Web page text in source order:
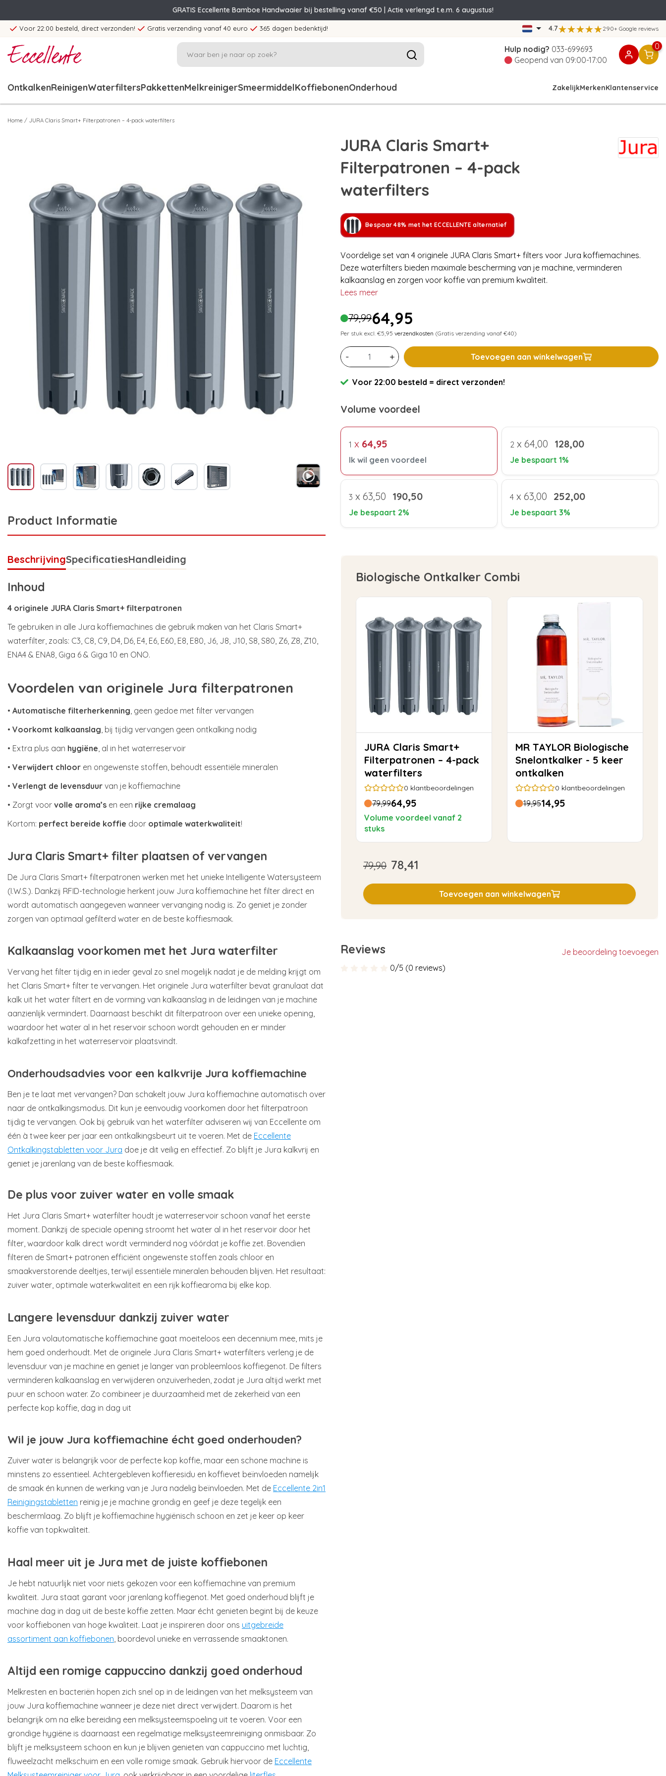
GRATIS Eccellente Bamboe Handwaaier bij bestelling vanaf €50 | Actie verlengd t.e.m. 6 augustus!
Voor 22:00 besteld, direct verzonden! Gratis verzending vanaf 40 euro 365 dagen bedenktijd! 4.7 290+ Google reviews
Hulp nodig? 033-699693
Geopend van 09:00-17:00
0
OntkalkenReinigenWaterfiltersPakkettenMelkreinigerSmeermiddelKoffiebonenOnderhoud ZakelijkMerkenKlantenservice
Home / JURA Claris Smart+ Filterpatronen – 4-pack waterfilters
Product Informatie
BeschrijvingSpecificatiesHandleiding
Inhoud
4 originele JURA Claris Smart+ filterpatronen
Te gebruiken in alle Jura koffiemachines die gebruik maken van het Claris Smart+
waterfilter, zoals: C3, C8, C9, D4, D6, E4, E6, E60, E8, E80, J6, J8, J10, S8, S80, Z6, Z8, Z10,
ENA4 & ENA8, Giga 6 & Giga 10 en ONO.
Voordelen van originele Jura filterpatronen
• Automatische filterherkenning, geen gedoe met filter vervangen
• Voorkomt kalkaanslag, bij tijdig vervangen geen ontkalking nodig
• Extra plus aan hygiëne, al in het waterreservoir
• Verwijdert chloor en ongewenste stoffen, behoudt essentiële mineralen
• Verlengt de levensduur van je koffiemachine
• Zorgt voor volle aroma’s en een rijke cremalaag
Kortom: perfect bereide koffie door optimale waterkwaliteit!
Jura Claris Smart+ filter plaatsen of vervangen
De Jura Claris Smart+ filterpatronen werken met het unieke Intelligente Watersysteem
(I.W.S.). Dankzij RFID-technologie herkent jouw Jura koffiemachine het filter direct en
wordt automatisch aangegeven wanneer vervanging nodig is. Zo geniet je zonder
zorgen van optimaal gefilterd water en de beste koffiesmaak.
Kalkaanslag voorkomen met het Jura waterfilter
Vervang het filter tijdig en in ieder geval zo snel mogelijk nadat je de melding krijgt om
het Claris Smart+ filter te vervangen. Het originele Jura waterfilter bevat granulaat dat
kalk uit het water filtert en de vorming van kalkaanslag in de leidingen van je machine
aanzienlijk vermindert. Daarnaast beschikt dit filterpatroon over een unieke opening,
waardoor het water al in het reservoir schoon wordt gehouden en er minder
kalkafzetting in het waterreservoir plaatsvindt.
Onderhoudsadvies voor een kalkvrije Jura koffiemachine
Ben je te laat met vervangen? Dan schakelt jouw Jura koffiemachine automatisch over
naar de ontkalkingsmodus. Dit kun je eenvoudig voorkomen door het filterpatroon
tijdig te vervangen. Ook bij gebruik van het waterfilter adviseren wij van Eccellente om
één à twee keer per jaar een ontkalkingsbeurt uit te voeren. Met de Eccellente
Ontkalkingstabletten voor Jura doe je dit veilig en effectief. Zo blijft je Jura kalkvrij en
geniet je jarenlang van de beste koffiesmaak.
De plus voor zuiver water en volle smaak
Het Jura Claris Smart+ waterfilter houdt je waterreservoir schoon vanaf het eerste
moment. Dankzij de speciale opening stroomt het water al in het reservoir door het
filter, waardoor kalk direct wordt verminderd nog vóórdat je koffie zet. Bovendien
filteren de Smart+ patronen efficiënt ongewenste stoffen zoals chloor en
smaakverstorende deeltjes, terwijl essentiële mineralen behouden blijven. Het resultaat:
zuiver water, optimale waterkwaliteit en een rijk koffiearoma bij elke kop.
Langere levensduur dankzij zuiver water
Een Jura volautomatische koffiemachine gaat moeiteloos een decennium mee, mits je
hem goed onderhoudt. Met de originele Jura Claris Smart+ waterfilters verleng je de
levensduur van je machine en geniet je langer van probleemloos koffiegenot. De filters
verminderen kalkaanslag en verwijderen onzuiverheden, zodat je Jura altijd werkt met
puur en schoon water. Zo combineer je duurzaamheid met de zekerheid van een
perfecte kop koffie, dag in dag uit
Wil je jouw Jura koffiemachine écht goed onderhouden?
Zuiver water is belangrijk voor de perfecte kop koffie, maar een schone machine is
minstens zo essentieel. Achtergebleven koffieresidu en koffievet beïnvloeden namelijk
de smaak én kunnen de werking van je Jura nadelig beïnvloeden. Met de Eccellente 2in1
Reinigingstabletten reinig je je machine grondig en geef je deze tegelijk een
beschermlaag. Zo blijft je koffiemachine hygiënisch schoon en zet je keer op keer
koffie van topkwaliteit.
Haal meer uit je Jura met de juiste koffiebonen
Je hebt natuurlijk niet voor niets gekozen voor een koffiemachine van premium
kwaliteit. Jura staat garant voor jarenlang koffiegenot. Met goed onderhoud blijft je
machine dag in dag uit de beste koffie zetten. Maar écht genieten begint bij de keuze
voor koffiebonen van hoge kwaliteit. Laat je inspireren door ons uitgebreide
assortiment aan koffiebonen , boordevol unieke en verrassende smaaktonen.
Altijd een romige cappuccino dankzij goed onderhoud
Melkresten en bacteriën hopen zich snel op in de leidingen van het melksysteem van
jouw Jura koffiemachine wanneer je deze niet direct verwijdert. Daarom is het
belangrijk om na elke bereiding een melksysteemspoeling uit te voeren. Voor een
grondige hygiëne is daarnaast een regelmatige melksysteemreiniging onmisbaar. Zo
blijft je melksysteem schoon en kun je blijven genieten van cappuccino met luchtig,
fluweelzacht melkschuim en een volle romige smaak. Gebruik hiervoor de Eccellente
JURA Claris Smart+
Filterpatronen – 4-pack
waterfilters
Bespaar 48% met het ECCELLENTE alternatief
Voordelige set van 4 originele JURA Claris Smart+ filters voor Jura koffiemachines.
Deze waterfilters bieden maximale bescherming van je machine, verminderen
kalkaanslag en zorgen voor koffie van premium kwaliteit.
Lees meer
79,9964,95
Per stuk excl. €5,95 verzendkosten (Gratis verzending vanaf €40)
- + Toevoegen aan winkelwagen
Voor 22:00 besteld = direct verzonden!
Volume voordeel
1 x 64,95
Ik wil geen voordeel
2 x 64,00 128,00
Je bespaart 1%
3 x 63,50 190,50
Je bespaart 2%
4 x 63,00 252,00
Je bespaart 3%
Biologische Ontkalker Combi
JURA Claris Smart+
Filterpatronen – 4-pack
waterfilters
0 klantbeoordelingen
79,9964,95
Volume voordeel vanaf 2
stuks
MR TAYLOR Biologische
Snelontkalker - 5 keer
ontkalken
0 klantbeoordelingen
19,9514,95
79,90 78,41
Toevoegen aan winkelwagen
Reviews
Je beoordeling toevoegen
0/5 (0 reviews)